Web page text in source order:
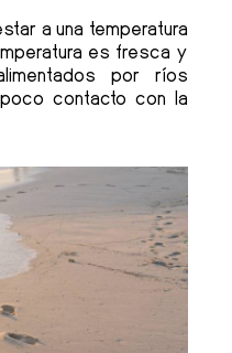
a una temperatura
es fresca y
por ríos
contacto con la